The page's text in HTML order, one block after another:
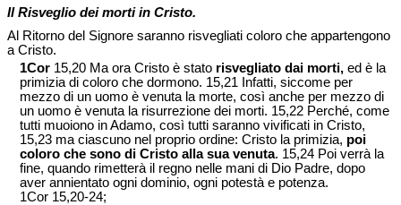
Il Risveglio dei morti in Cristo.
Al Ritorno del Signore saranno risvegliati coloro che appartengono
a Cristo.
1Cor 15,20 Ma ora Cristo è stato risvegliato dai morti, ed è la
primizia di coloro che dormono. 15,21 Infatti, siccome per
mezzo di un uomo è venuta la morte, così anche per mezzo di
un uomo è venuta la risurrezione dei morti. 15,22 Perché, come
tutti muoiono in Adamo, così tutti saranno vivificati in Cristo,
15,23 ma ciascuno nel proprio ordine: Cristo la primizia, poi
coloro che sono di Cristo alla sua venuta. 15,24 Poi verrà la
fine, quando rimetterà il regno nelle mani di Dio Padre, dopo
aver annientato ogni dominio, ogni potestà e potenza.
1Cor 15,20-24;